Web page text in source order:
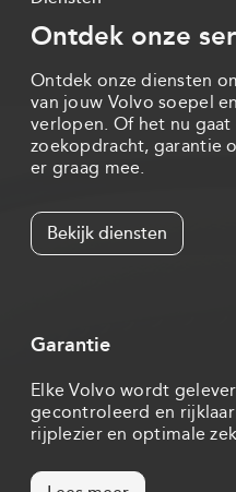
Ontdek onze
Ontdek onze diensten
van jouw Volvo soepel
verlopen. Of het nu
zoekopdracht, garantie
er graag mee.
Bekijk diensten
Garantie
Elke Volvo wordt
gecontroleerd en
rijplezier en optimale